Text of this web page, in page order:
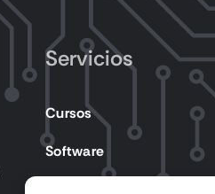
Servicios
Cursos
Software